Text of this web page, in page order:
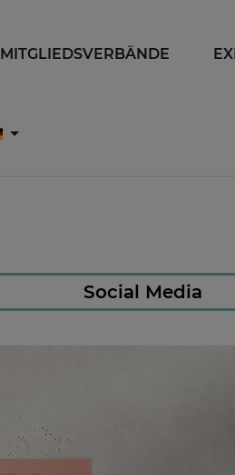
MITGLIEDSVERBÄNDE
Social Media